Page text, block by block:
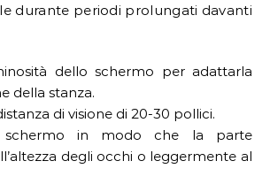
durante periodi prolungati davanti
dello schermo per adattarla
della stanza.
di visione di 20-30 pollici.
schermo in modo che la parte
degli occhi o leggermente al